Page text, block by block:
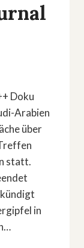
Doku
Arabien
über
statt.
in